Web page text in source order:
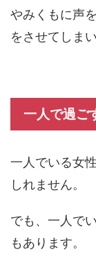
やみくもに声
をさせてしまい
一人で過ご
一人でいる女
しれません。
でも、一人で
もあります。